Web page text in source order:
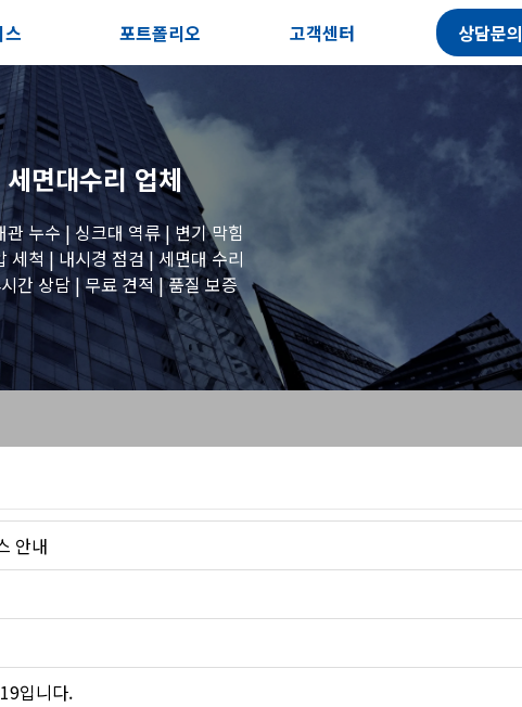
스
내
트
포트폴리오
전체보기
세면대 작업
변기 작업
욕조 작업
원룸 수전 작업
고객센터
고객후기
상담문의
면대수리 업체
누수 | 싱크대 역류 | 변기 막힘
세척 | 내시경 점검 | 세면대 수리
간 상담 | 무료 견적 | 품질 보증
안내
입니다.